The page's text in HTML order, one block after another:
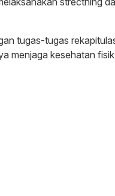
tugas-tugas
menjaga kesehatan